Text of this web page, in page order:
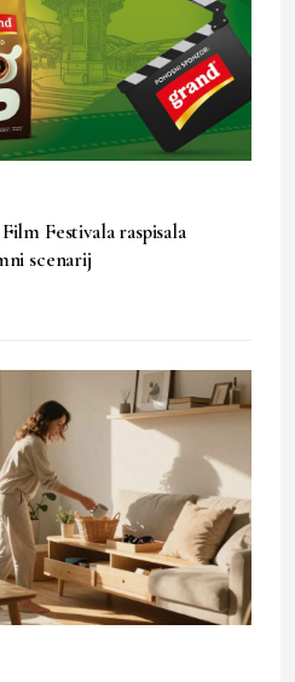
Festivala raspisala
scenarij